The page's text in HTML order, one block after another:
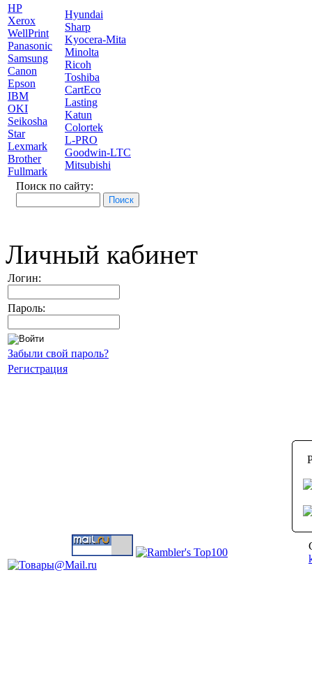
HP
Xerox
WellPrint
Panasonic
Samsung
Canon
Epson
IBM
OKI
Seikosha
Star
Lexmark
Brother
Fullmark
Hyundai
Sharp
Kyocera-Mita
Minolta
Ricoh
Toshiba
CartEco
Lasting
Katun
Colortek
L-PRO
Goodwin-LTC
Mitsubishi
Поиск по сайту:
Личный кабинет
Логин:
Пароль:
Забыли свой пароль?
Регистрация